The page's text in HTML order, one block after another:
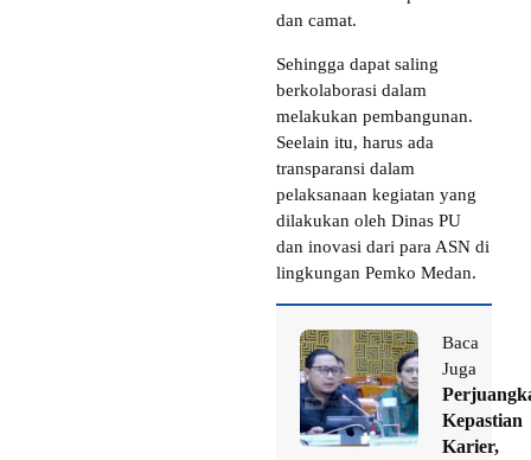
dan camat.
Sehingga dapat saling
berkolaborasi dalam
melakukan pembangunan.
Seelain itu, harus ada
transparansi dalam
pelaksanaan kegiatan yang
dilakukan oleh Dinas PU
dan inovasi dari para ASN di
lingkungan Pemko Medan.
Baca
Juga
Kepastian
Karier,